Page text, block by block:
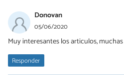
Donovan
05/06/2020
Muy interesantes los articulos,
Responder